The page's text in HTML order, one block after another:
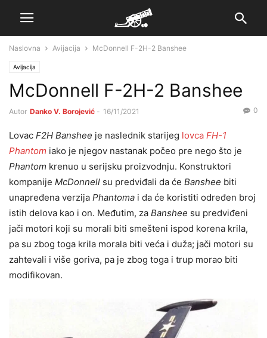
Naslovna Avijacija McDonnell F-2H-2 Banshee
Avijacija
McDonnell F-2H-2 Banshee
Autor Danko V. Borojević - 16/11/2021 0
Lovac F2H Banshee je naslednik starijeg lovca FH-1
Phantom iako je njegov nastanak počeo pre nego što je
Phantom krenuo u serijsku proizvodnju. Konstruktori
kompanije McDonnell su predviđali da će Banshee biti
unapređena verzija Phantoma i da će koristiti određen broj
istih delova kao i on. Međutim, za Banshee su predviđeni
jači motori koji su morali biti smešteni ispod korena krila,
pa su zbog toga krila morala biti veća i duža; jači motori su
zahtevali i više goriva, pa je zbog toga i trup morao biti
modifikovan.